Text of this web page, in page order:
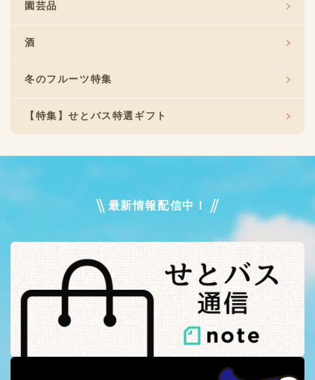
園芸品
酒
冬のフルーツ特集
【特集】せとバス特選ギフト
最新情報配信中！